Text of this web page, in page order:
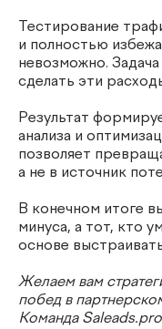
Тестирование
и полностью
невозможно.
сделать эти
Результат
анализа и
позволяет
а не в источник
В конечном итоге
минуса, а тот, кто
основе
Желаем вам
побед в
Команда Saleads.pro